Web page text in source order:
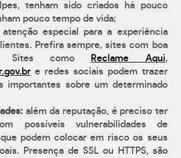
tenham sido criados há pouco
pouco tempo de vida;
atenção especial para a experiência
Prefira sempre, sites com boa
Sites como
Reclame Aqui,
e redes sociais podem trazer
importantes sobre um determinado
além da reputação, é preciso ter
possíveis vulnerabilidades de
podem colocar em risco os seus
Presença de SSL ou HTTPS, são